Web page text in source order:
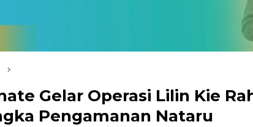
Gelar Operasi Lilin Kie
Pengamanan Nataru